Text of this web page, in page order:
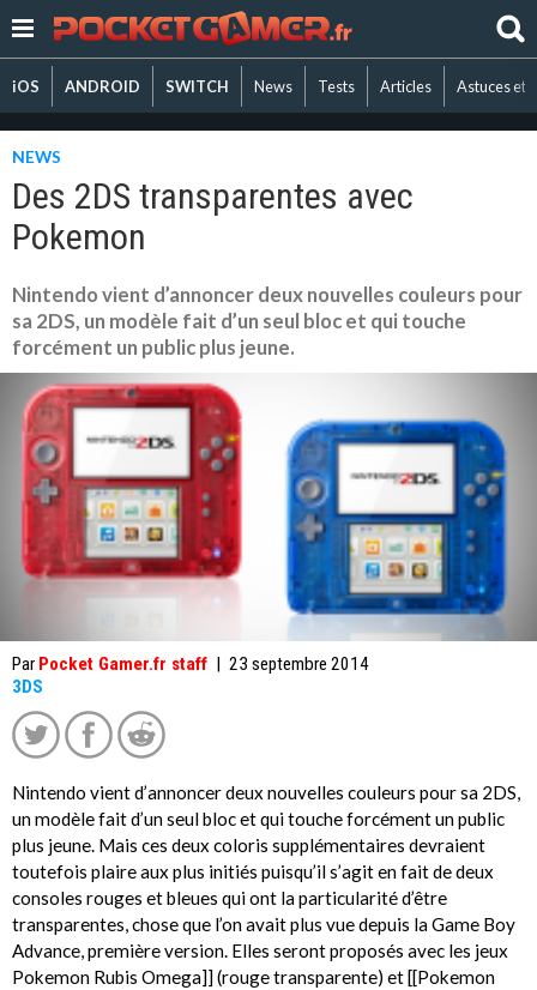
iOS ANDROID SWITCH News Tests Articles Astuces et
NEWS
Des 2DS transparentes avec
Pokemon
Nintendo vient d’annoncer deux nouvelles couleurs pour
sa 2DS, un modèle fait d’un seul bloc et qui touche
forcément un public plus jeune.
Par Pocket Gamer.fr staff | 23 septembre 2014
3DS
Nintendo vient d’annoncer deux nouvelles couleurs pour sa 2DS,
un modèle fait d’un seul bloc et qui touche forcément un public
plus jeune. Mais ces deux coloris supplémentaires devraient
toutefois plaire aux plus initiés puisqu’il s’agit en fait de deux
consoles rouges et bleues qui ont la particularité d’être
transparentes, chose que l’on avait plus vue depuis la Game Boy
Advance, première version. Elles seront proposés avec les jeux
Pokemon Rubis Omega]] (rouge transparente) et [[Pokemon